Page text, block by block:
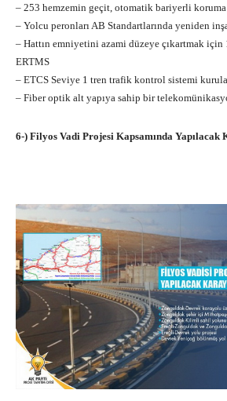
– 253 hemzemin geçit, otomatik bariyerli
– Yolcu peronları AB Standartlarında yeniden
– Hattın emniyetini azami düzeye çıkartmak için
ERTMS
– ETCS Seviye 1 tren trafik kontrol sistemi
– Fiber optik alt yapıya sahip bir
6-) Filyos Vadi Projesi Kapsamında Yapılacak